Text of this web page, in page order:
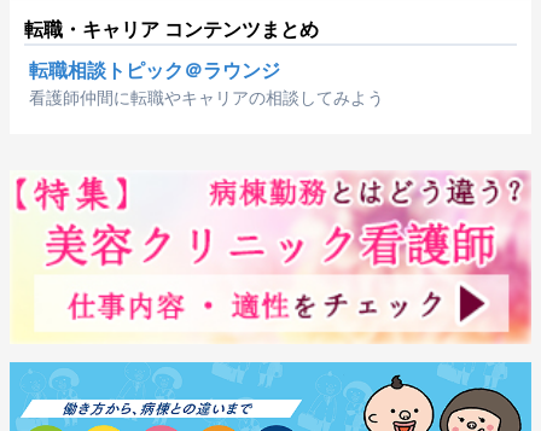
転職・キャリア コンテンツまとめ
転職相談トピック＠ラウンジ
看護師仲間に転職やキャリアの相談してみよう